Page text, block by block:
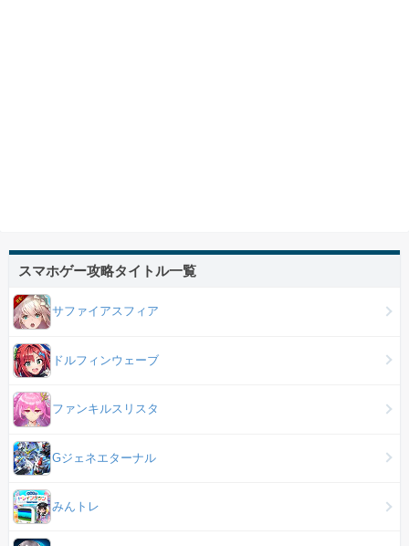
スマホゲー攻略タイトル一覧
サファイアスフィア
ドルフィンウェーブ
ファンキルスリスタ
Gジェネエターナル
みんトレ